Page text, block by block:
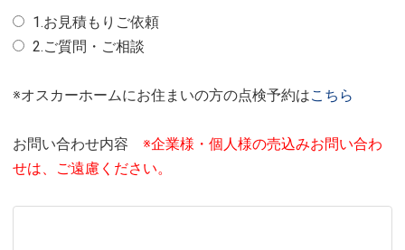
1.お見積もりご依頼
2.ご質問・ご相談
※オスカーホームにお住まいの方の点検予約はこちら
お問い合わせ内容 ※企業様・個人様の売込みお問い合わ
せは、ご遠慮ください。